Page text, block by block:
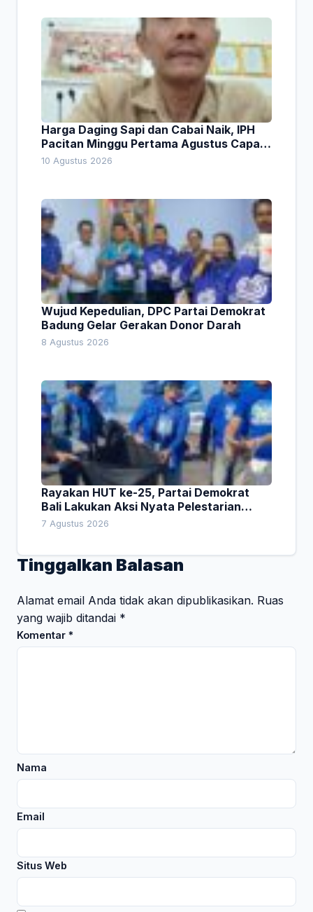
Harga Daging Sapi dan Cabai Naik, IPH
Pacitan Minggu Pertama Agustus Capai
1,66 Persen. Ini Penjelasan Kabag Ayub
10 Agustus 2026
Wujud Kepedulian, DPC Partai Demokrat
Badung Gelar Gerakan Donor Darah
8 Agustus 2026
Rayakan HUT ke-25, Partai Demokrat
Bali Lakukan Aksi Nyata Pelestarian
Lingkungan
7 Agustus 2026
Tinggalkan Balasan
Alamat email Anda tidak akan dipublikasikan. Ruas
yang wajib ditandai *
Komentar *
Nama
Email
Situs Web